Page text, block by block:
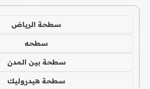
سطحة الرياض
سطحه
سطحة بين المدن
سطحة هيدروليك